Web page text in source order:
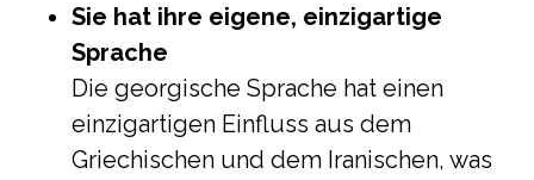
Sie hat ihre eigene, einzigartige
Sprache
Die georgische Sprache hat einen
einzigartigen Einfluss aus dem
Griechischen und dem Iranischen, was